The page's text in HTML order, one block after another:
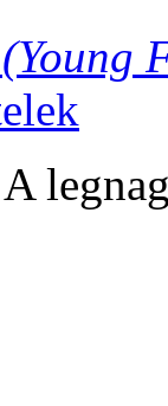
(Young